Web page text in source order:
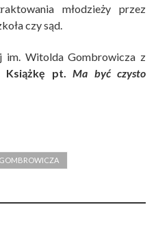
młodzieży przez
czy sąd.
im. Witolda Gombrowicza z
Książkę pt. Ma być czysto